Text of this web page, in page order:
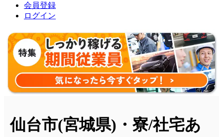
会員登録
ログイン
仙台市(宮城県)・寮/社宅あ